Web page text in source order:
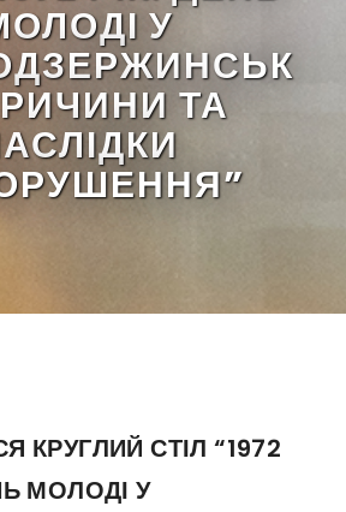
У
ТА
КРУГЛИЙ СТІЛ “1972
МОЛОДІ У